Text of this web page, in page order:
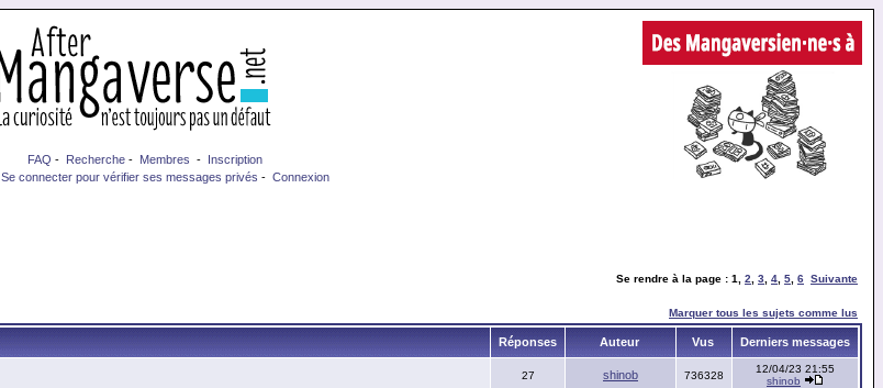
FAQ - Recherche - Membres - Inscription
Se connecter pour vérifier ses messages privés - Connexion
Se rendre à la page : 1 2 3 4 5 6 Suivante
Marquer tous les sujets comme lus
Réponses Auteur Vus Derniers messages
27 shinob 736328
12/04/23 21:55
shinob